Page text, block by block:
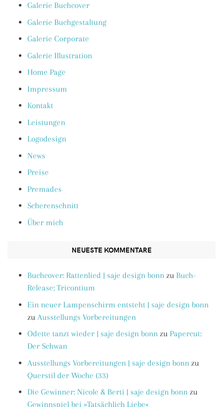
Galerie Buchcover
Galerie Buchgestaltung
Galerie Corporate
Galerie Illustration
Home Page
Impressum
Kontakt
Leistungen
Logodesign
News
Preise
Premades
Scherenschnitt
Über mich
NEUESTE KOMMENTARE
Buchcover: Rattenlied | saje design bonn zu Buch-
Release: Tricontium
Ein neuer Lampenschirm entsteht | saje design bonn
zu Ausstellungs Vorbereitungen
Odette tanzt wieder | saje design bonn zu Papercut:
Der Schwan
Ausstellungs Vorbereitungen | saje design bonn zu
Querstil der Woche (33)
Die Gewinner: Nicole & Berti | saje design bonn zu
Gewinnspiel bei »Tatsächlich Liebe«